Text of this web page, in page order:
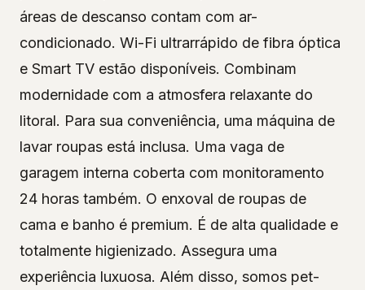
áreas de descanso contam com ar-
condicionado. Wi-Fi ultrarrápido de fibra óptica
e Smart TV estão disponíveis. Combinam
modernidade com a atmosfera relaxante do
litoral. Para sua conveniência, uma máquina de
lavar roupas está inclusa. Uma vaga de
garagem interna coberta com monitoramento
24 horas também. O enxoval de roupas de
cama e banho é premium. É de alta qualidade e
totalmente higienizado. Assegura uma
experiência luxuosa. Além disso, somos pet-